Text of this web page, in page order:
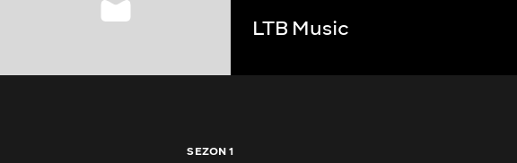
LTB Music
SEZON 1